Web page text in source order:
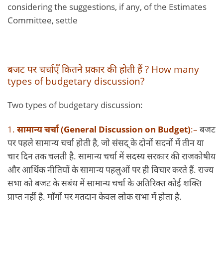
considering the suggestions, if any, of the Estimates
Committee, settle
बजट पर चर्चाएँ कितने प्रकार की होती हैं ? How many
types of budgetary discussion?
Two types of budgetary discussion:
1. सामान्य चर्चा (General Discussion on Budget):– बजट
पर पहले सामान्य चर्चा होती है, जो संसद् के दोनों सदनों में तीन या
चार दिन तक चलती है. सामान्य चर्चा में सदस्य सरकार की राजकोषीय
और आर्थिक नीतियों के सामान्य पहलुओं पर ही विचार करते हैं. राज्य
सभा को बजट के सबंध में सामान्य चर्चा के अतिरिक्त कोई शक्ति
प्राप्त नहीं है. माँगों पर मतदान केवल लोक सभा में होता है.